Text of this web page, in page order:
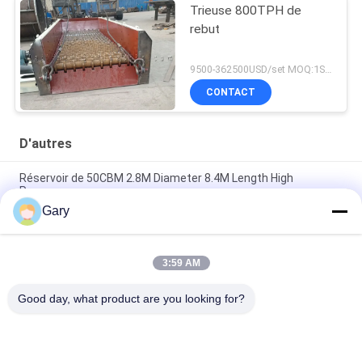
Trieuse 800TPH de
rebut
9500-362500USD/set MOQ:1SET
CONTACT
D'autres
Réservoir de 50CBM 2.8M Diameter 8.4M Length High
Pressure
Écran de vibration de asséchage de la granularité 0.35mm de
20TPH 45%
type horizontal broyeur de 23r/min 900×1800mm à boulets de
Gary
3:59 AM
Good day, what product are you looking for?